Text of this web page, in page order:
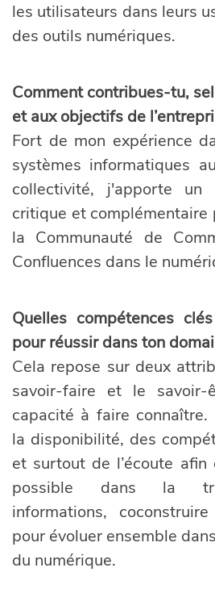
les utilisateurs dans leurs
des outils numériques.
Comment contribues-tu,
et aux objectifs de
Fort de mon expérience
systèmes informatiques
collectivité, j'apporte
critique et complémentaire
la Communauté de
Confluences dans le
Quelles compétences
pour réussir dans ton
Cela repose sur deux
savoir-faire et le
capacité à faire connaître.
la disponibilité, des
et surtout de l’écoute afin
possible dans la
informations,
pour évoluer ensemble
du numérique.